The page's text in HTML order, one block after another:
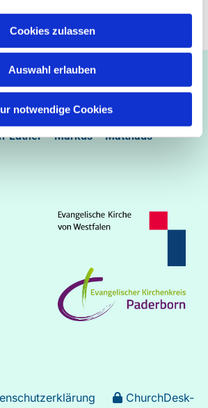
Cookies zulassen
Auswahl erlauben
notwendige Cookies
Paderborn
- 33098 Paderborn
5002-33
Luther–Markus–Matthäus–
ChurchDesk-